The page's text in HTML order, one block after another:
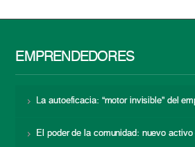
EMPRENDEDORES
La autoeficacia: “motor invisible” del
El poder de la comunidad: nuevo activo